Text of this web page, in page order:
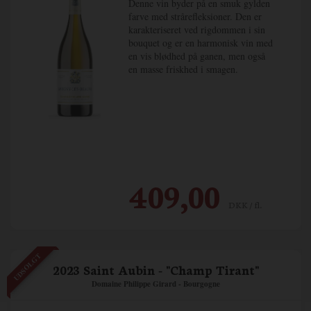
Denne vin byder på en smuk gylden
farve med strårefleksioner. Den er
karakteriseret ved rigdommen i sin
bouquet og er en harmonisk vin med
en vis blødhed på ganen, men også
en masse friskhed i smagen.
409,00
UDSOLGT 2023 Saint Aubin - "Champ Tirant"
Domaine Philippe Girard - Bourgogne